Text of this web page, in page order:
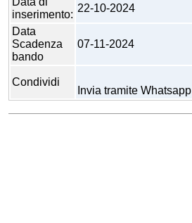
inserimento:
22-10-2024
Data
Scadenza
bando
07-11-2024
Condividi
Invia tramite Whatsapp